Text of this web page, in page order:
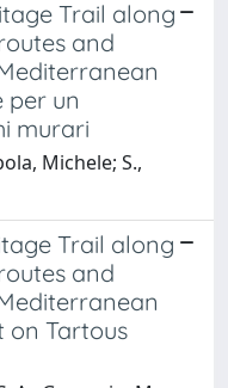
Trail along
and
per un
murari
Michele; S.,
Trail along
and
on Tartous